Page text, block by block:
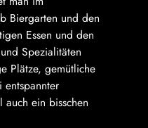
Biergarten und den
Essen und den
Spezialitäten
Plätze, gemütliche
ein bisschen